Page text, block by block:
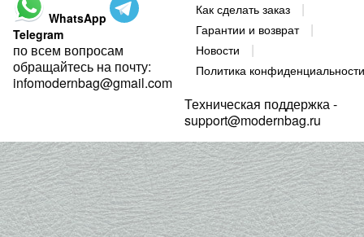
WhatsApp
Telegram
по всем вопросам
обращайтесь на почту:
infomodernbag@gmail.com
Как сделать заказ
Гарантии и возврат
Новости
Политика конфиденциальности
Техническая поддержка -
support@modernbag.ru